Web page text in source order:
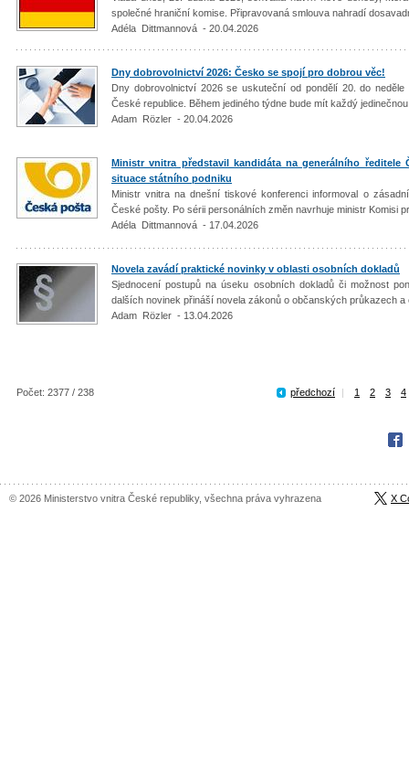
společné hraniční komise. Připravovaná smlouva nahradí
Adéla Dittmannová - 20.04.2026
Dny dobrovolnictví 2026: Česko se spojí pro dobrou věc!
Dny dobrovolnictví 2026 se uskuteční od pondělí 20. do
České republice. Během jediného týdne bude mít každý
Adam Rözler - 20.04.2026
Ministr vnitra představil kandidáta na generálního
situace státního podniku
Ministr vnitra na dnešní tiskové konferenci informoval o
České pošty. Po sérii personálních změn navrhuje ministr Komisi
Adéla Dittmannová - 17.04.2026
Novela zavádí praktické novinky v oblasti osobních dokladů
Sjednocení postupů na úseku osobních dokladů či možnost
dalších novinek přináší novela zákonů o občanských průkazech
Adam Rözler - 13.04.2026
Počet: 2377 / 238 předchozí | 1 2 3 4
© 2026 Ministerstvo vnitra České republiky, všechna práva vyhrazena X